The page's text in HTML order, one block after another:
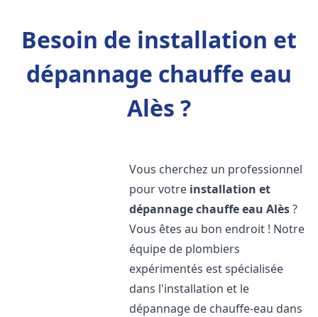
Besoin de installation et
dépannage chauffe eau
Alès ?
Vous cherchez un professionnel
pour votre installation et
dépannage chauffe eau Alès?
Vous êtes au bon endroit ! Notre
équipe de plombiers
expérimentés est spécialisée
dans l'installation et le
dépannage de chauffe-eau dans